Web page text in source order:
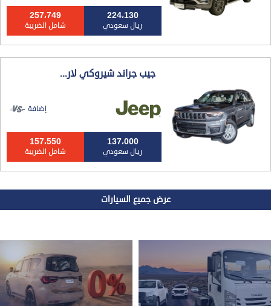
224،130
ريال سعودي
257،749
شامل الضريبة
جيب جراند شيروكي لار...
إضافة
137،000
ريال سعودي
157،550
شامل الضريبة
عرض جميع السيارات